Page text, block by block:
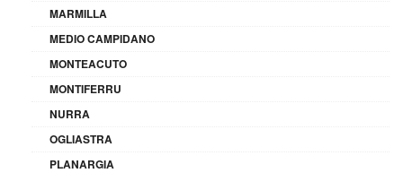
MARMILLA
MEDIO CAMPIDANO
MONTEACUTO
MONTIFERRU
NURRA
OGLIASTRA
PLANARGIA